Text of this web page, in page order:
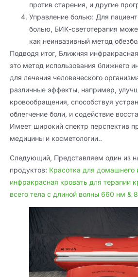
против старения, и другие
Управление болью: Для
болью, БИК-светотерапия
как неинвазивный метод
Подводя итог, Ближняя
это метод использования ближнего
для лечения человеческого
различные эффекты, например,
кровообращения, способствуя
облегчение боли, и содействие
Имеет широкий спектр перспектив
медицины и косметологии..
Следующий, Представляем один из
продуктов: Красотка для домашнего
инфракрасная кровать для терапии
всего тела с длиной волны 660 нм &